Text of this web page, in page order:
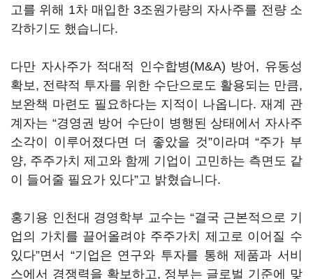
고를 위해 1차 매입한 3조원가량의 자사주를 전량 소
각하기도 했습니다.
다만 자사주가 적대적 인수합병(M&A) 방어, 유동성
확보, 전략적 투자를 위한 수단으로도 활용되는 만큼,
보완책 마련도 필요하다는 지적이 나옵니다. 재계 관
계자는 “경영권 방어 수단이 병행된 상태에서 자사주
소각이 이루어졌다면 더 좋았을 것”이라며 “주가 부
양, 주주가치 제고와 함께 기업이 고민하는 측면도 같
이 들어줄 필요가 있다”고 밝혔습니다.
홍기용 인천대 경영학부 교수는 “결국 근본적으로 기
업의 가치를 끌어올려야 주주가치 제고로 이어질 수
있다”면서 “기업은 연구와 투자를 통해 제품과 서비
스에서 경쟁력을 확보하고, 정부는 글로벌 기준에 맞